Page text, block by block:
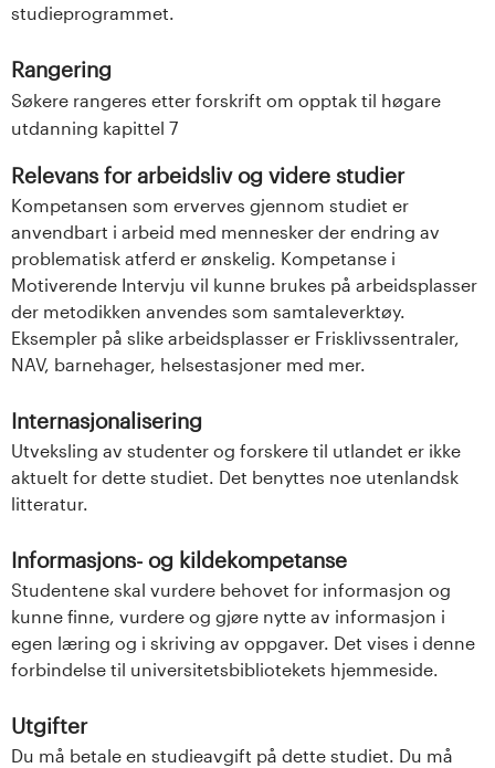
studieprogrammet.
Rangering
Søkere rangeres etter forskrift om opptak til høgare
utdanning kapittel 7
Relevans for arbeidsliv og videre studier
Kompetansen som erverves gjennom studiet er
anvendbart i arbeid med mennesker der endring av
problematisk atferd er ønskelig. Kompetanse i
Motiverende Intervju vil kunne brukes på arbeidsplasser
der metodikken anvendes som samtaleverktøy.
Eksempler på slike arbeidsplasser er Frisklivssentraler,
NAV, barnehager, helsestasjoner med mer.
Internasjonalisering
Utveksling av studenter og forskere til utlandet er ikke
aktuelt for dette studiet. Det benyttes noe utenlandsk
litteratur.
Informasjons- og kildekompetanse
Studentene skal vurdere behovet for informasjon og
kunne finne, vurdere og gjøre nytte av informasjon i
egen læring og i skriving av oppgaver. Det vises i denne
forbindelse til universitetsbibliotekets hjemmeside.
Utgifter
Du må betale en studieavgift på dette studiet. Du må